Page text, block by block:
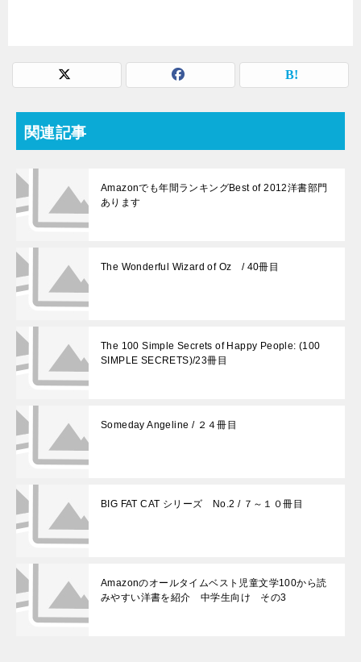
関連記事
Amazonでも年間ランキングBest of 2012洋書部門
あります
The Wonderful Wizard of Oz / 40冊目
The 100 Simple Secrets of Happy People: (100
SIMPLE SECRETS)/23冊目
Someday Angeline / ２４冊目
BIG FAT CAT シリーズ No.2 / ７～１０冊目
Amazonのオールタイムベスト児童文学100から読
みやすい洋書を紹介 中学生向け その3